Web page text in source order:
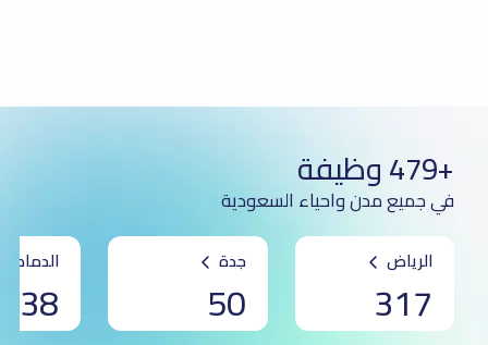
+479 وظيفة
في جميع مدن واحياء السعودية
الرياض
317
جدة
50
الدمام
38